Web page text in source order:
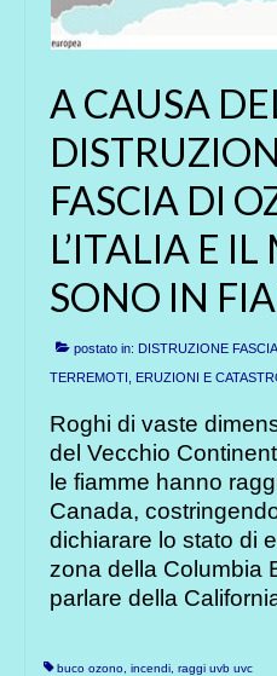
A CAUSA
FASCIA DI
L’ITALIA E
SONO IN
postato in: DISTRUZIONE
TERREMOTI, ERUZIONI E
Roghi di vaste
del Vecchio
le fiamme hanno
Canada,
dichiarare lo stato di
zona della Columbia
parlare della
buco ozono incendi raggi uvb uvc